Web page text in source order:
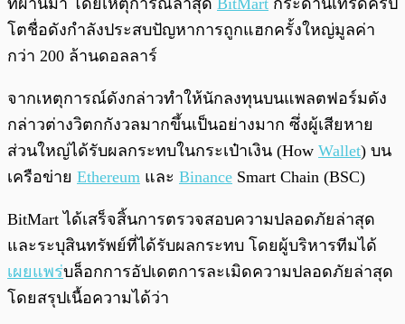
ที่ผ่านมา โดยเหตุการณ์ล่าสุด BitMart กระดานเทรดคริป
โตชื่อดังกำลังประสบปัญหาการถูกแฮกครั้งใหญ่มูลค่า
กว่า 200 ล้านดอลลาร์
จากเหตุการณ์ดังกล่าวทำให้นักลงทุนบนแพลตฟอร์มดัง
กล่าวต่างวิตกกังวลมากขึ้นเป็นอย่างมาก ซึ่งผู้เสียหาย
ส่วนใหญ่ได้รับผลกระทบในกระเป๋าเงิน (How Wallet) บน
เครือข่าย Ethereum และ Binance Smart Chain (BSC)
BitMart ได้เสร็จสิ้นการตรวจสอบความปลอดภัยล่าสุด
และระบุสินทรัพย์ที่ได้รับผลกระทบ โดยผู้บริหารทีมได้
เผยแพร่บล็อกการอัปเดตการละเมิดความปลอดภัยล่าสุด
โดยสรุปเนื้อความได้ว่า